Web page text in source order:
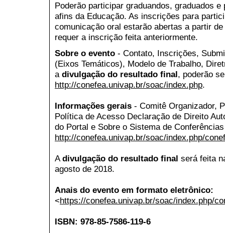
Poderão participar graduandos, graduados
afins da Educação. As inscrições para
comunicação oral estarão abertas a partir
requer a inscrição feita anteriormente.
Sobre o evento - Contato, Inscrições,
(Eixos Temáticos), Modelo de Trabalho,
a divulgação do resultado final, poderão
http://conefea.univap.br/soac/index.php.
Informações gerais - Comitê Organizador,
Política de Acesso Declaração de Direito
do Portal e Sobre o Sistema de
http://conefea.univap.br/soac/index.php/
Adivulgação do resultado final será feita
agosto de 2018.
Anais do evento em formato eletrônico:
<https://conefea.univap.br/soac/index.php/
ISBN: 978-85-7586-119-6